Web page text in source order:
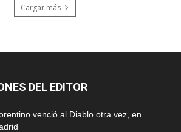
Cargar más
DEL EDITOR
venció al Diablo otra vez, en